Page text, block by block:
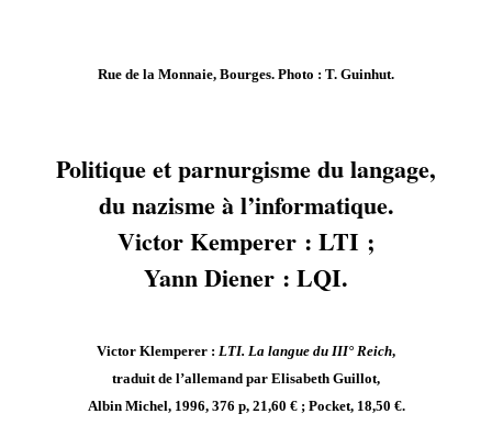
Rue de la Monnaie, Bourges. Photo : T. Guinhut.
Politique et parnurgisme du langage,
du nazisme à l’informatique.
Victor Kemperer : LTI ;
Yann Diener : LQI.
Victor Klemperer : LTI. La langue du III° Reich,
traduit de l’allemand par Elisabeth Guillot,
Albin Michel, 1996, 376 p, 21,60 € ; Pocket, 18,50 €.